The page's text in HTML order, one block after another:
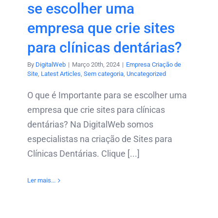
se escolher uma
empresa que crie sites
para clínicas dentárias?
By DigitalWeb | Março 20th, 2024 | Empresa Criação de
Site, Latest Articles, Sem categoria, Uncategorized
O que é Importante para se escolher uma
empresa que crie sites para clínicas
dentárias? Na DigitalWeb somos
especialistas na criação de Sites para
Clínicas Dentárias. Clique [...]
Ler mais...